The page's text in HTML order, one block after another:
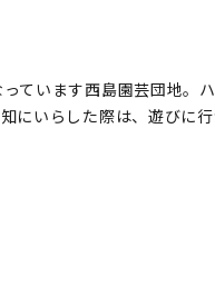
ています西島園芸団地。
にいらした際は、遊びに